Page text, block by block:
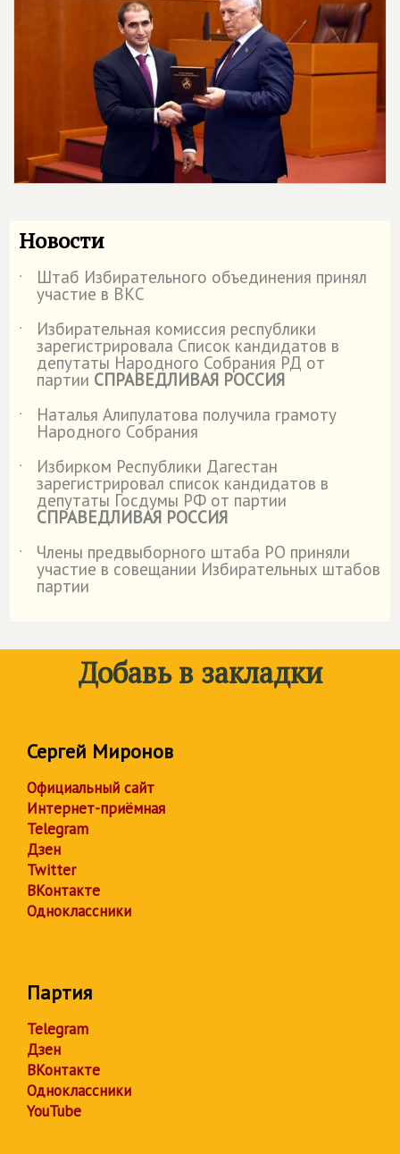
Новости
˙ Штаб Избирательного объединения принял
участие в ВКС
˙
Избирательная комиссия республики
зарегистрировала Список кандидатов в
депутаты Народного Собрания РД от
партии СПРАВЕДЛИВАЯ РОССИЯ
˙
Наталья Алипулатова получила грамоту
Народного Собрания
˙
Избирком Республики Дагестан
зарегистрировал список кандидатов в
депутаты Госдумы РФ от партии
СПРАВЕДЛИВАЯ РОССИЯ
˙
Члены предвыборного штаба РО приняли
участие в совещании Избирательных штабов
партии
Добавь в закладки
Сергей Миронов
Официальный сайт
Интернет-приёмная
Telegram
Дзен
Twitter
ВКонтакте
Одноклассники
Партия
Telegram
Дзен
ВКонтакте
Одноклассники
YouTube